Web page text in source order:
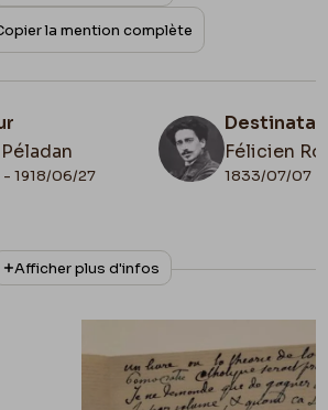
la mention complète
1918/06/27
Félicien
1833/07/07 -
Collationnage
Autographe
Afficher plus d'infos